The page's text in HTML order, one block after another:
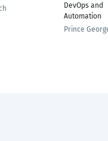
DevOps and
Automation
Prince